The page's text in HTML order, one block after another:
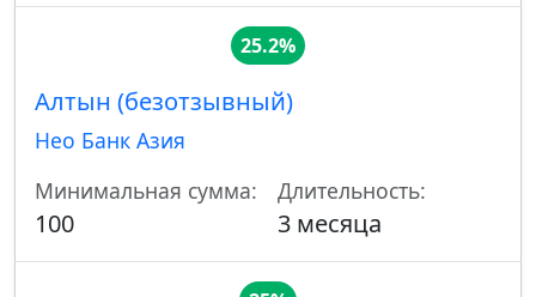
25.2%
Алтын (безотзывный)
Нео Банк Азия
Минимальная сумма:
100
Длительность:
3 месяца